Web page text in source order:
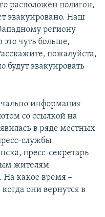
расположен полигон,
эвакуировано. Наш
региону
чуть больше,
пожалуйста,
будут эвакуировать
информация
со ссылкой на
в ряде местных
службы
пресс-секретарь
жителям
На какое время –
они вернутся в